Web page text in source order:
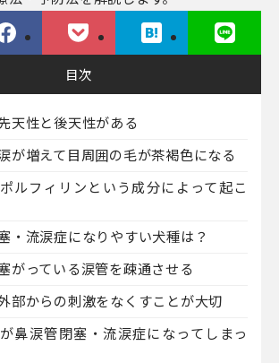
目次
天性と後天性がある
が増えて目周囲の毛が茶褐色になる
ルフィリンという成分によって起こ
・流涙症になりやすい犬種は？
がっている涙管を疎通させる
部からの刺激をなくすことが大切
鼻涙管閉塞・流涙症になってしまっ